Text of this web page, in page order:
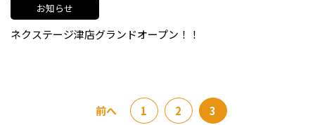
お知らせ
ネクステージ津店グランドオープン！！
前へ 1 2 3